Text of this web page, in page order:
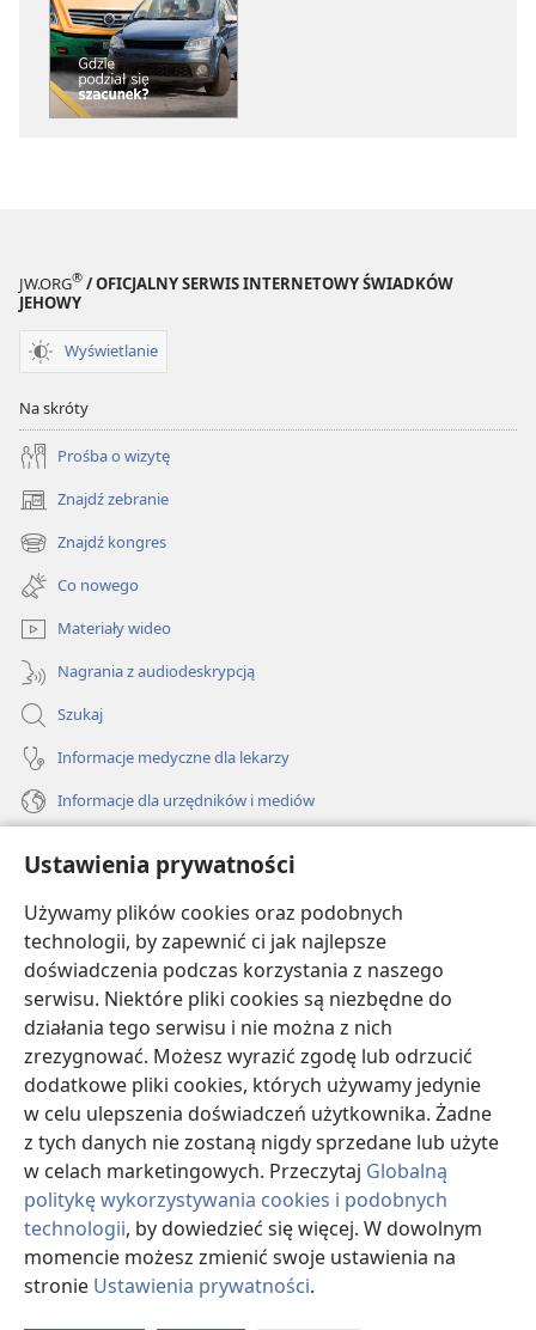
Ustawienia prywatności
Używamy plików cookies oraz podobnych
technologii, by zapewnić ci jak najlepsze
doświadczenia podczas korzystania z naszego
serwisu. Niektóre pliki cookies są niezbędne do
działania tego serwisu i nie można z nich
zrezygnować. Możesz wyrazić zgodę lub odrzucić
dodatkowe pliki cookies, których używamy jedynie
w celu ulepszenia doświadczeń użytkownika. Żadne
z tych danych nie zostaną nigdy sprzedane lub użyte
w celach marketingowych. Przeczytaj Globalną
politykę wykorzystywania cookies i podobnych
technologii, by dowiedzieć się więcej. W dowolnym
momencie możesz zmienić swoje ustawienia na
stronie Ustawienia prywatności.
JW.ORG® / OFICJALNY SERWIS INTERNETOWY ŚWIADKÓW
JEHOWY
Wyświetlanie
Na skróty
Prośba o wizytę
Znajdź zebranie
(opens
new
window)
Znajdź kongres
(opens
new
window)
Co nowego
Materiały wideo
Nagrania z audiodeskrypcją
Szukaj
Informacje medyczne dla lekarzy
Informacje dla urzędników i mediów
Darowizny
(opens
new
window)BIBLIOTEKA INTERNETOWA Strażnicy
(opens
new
window)JW Hub
(opens
new
window)JW Library
Watchtower Library
Copyright© 2026 Watch Tower Bible and Tract Society of Pennsylvania.
WARUNKI UŻYTKOWANIA| POLITYKA PRYWATNOŚCI
PRYWATNOŚCI